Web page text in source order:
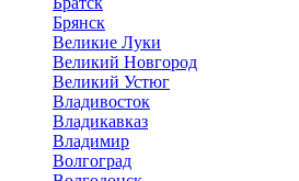
Брянск
Великие Луки
Великий Новгород
Великий Устюг
Владивосток
Владикавказ
Владимир
Волгоград